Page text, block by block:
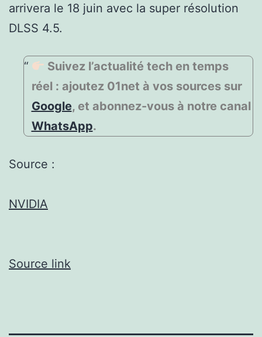
arrivera le 18 juin avec la super résolution
DLSS 4.5.
Suivez l’actualité tech en temps
réel : ajoutez 01net à vos sources sur
Google, et abonnez-vous à notre canal
WhatsApp.
Source :
NVIDIA
Source link